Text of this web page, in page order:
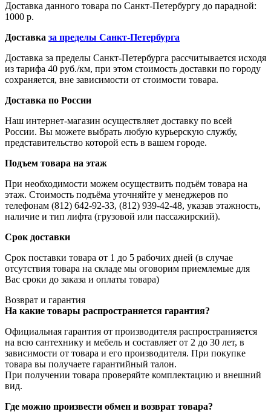
Доставка данного товара по Санкт-Петербургу до парадной:
1000 р.
Доставка за пределы Санкт-Петербурга
Доставка за пределы Санкт-Петербурга рассчитывается исходя
из тарифа 40 руб./км, при этом стоимость доставки по городу
сохраняется, вне зависимости от стоимости товара.
Доставка по России
Наш интернет-магазин осуществляет доставку по всей
России. Вы можете выбрать любую курьерскую службу,
представительство которой есть в вашем городе.
Подъем товара на этаж
При необходимости можем осуществить подъём товара на
этаж. Стоимость подъёма уточняйте у менеджеров по
телефонам (812) 642-92-33, (812) 939-42-48, указав этажность,
наличие и тип лифта (грузовой или пассажирский).
Срок доставки
Срок поставки товара от 1 до 5 рабочих дней (в случае
отсутствия товара на складе мы оговорим приемлемые для
Вас сроки до заказа и оплаты товара)
Возврат и гарантия
На какие товары распространяется гарантия?
Официальная гарантия от производителя распространияется
на всю сантехнику и мебель и составляет от 2 до 30 лет, в
зависимости от товара и его производителя. При покупке
товара вы получаете гарантийный талон.
При получении товара проверяйте комплектацию и внешний
вид.
Где можно произвести обмен и возврат товара?